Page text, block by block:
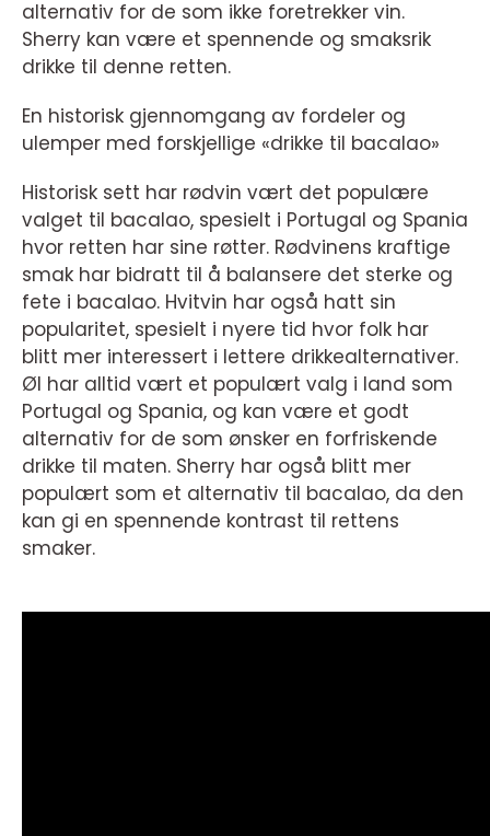
alternativ for de som ikke foretrekker vin.
Sherry kan være et spennende og smaksrik
drikke til denne retten.
En historisk gjennomgang av fordeler og
ulemper med forskjellige «drikke til bacalao»
Historisk sett har rødvin vært det populære
valget til bacalao, spesielt i Portugal og Spania
hvor retten har sine røtter. Rødvinens kraftige
smak har bidratt til å balansere det sterke og
fete i bacalao. Hvitvin har også hatt sin
popularitet, spesielt i nyere tid hvor folk har
blitt mer interessert i lettere drikkealternativer.
Øl har alltid vært et populært valg i land som
Portugal og Spania, og kan være et godt
alternativ for de som ønsker en forfriskende
drikke til maten. Sherry har også blitt mer
populært som et alternativ til bacalao, da den
kan gi en spennende kontrast til rettens
smaker.